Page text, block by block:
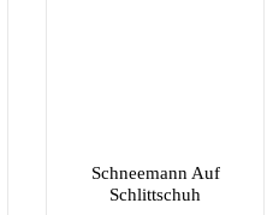
Schneemann Auf
Schlittschuh